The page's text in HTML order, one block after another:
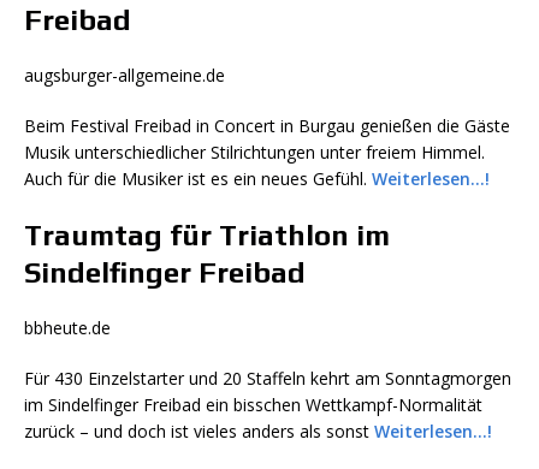
Freibad
augsburger-allgemeine.de
Beim Festival Freibad in Concert in Burgau genießen die Gäste
Musik unterschiedlicher Stilrichtungen unter freiem Himmel.
Auch für die Musiker ist es ein neues Gefühl. Weiterlesen…!
Traumtag für Triathlon im
Sindelfinger Freibad
bbheute.de
Für 430 Einzelstarter und 20 Staffeln kehrt am Sonntagmorgen
im Sindelfinger Freibad ein bisschen Wettkampf-Normalität
zurück – und doch ist vieles anders als sonst Weiterlesen…!